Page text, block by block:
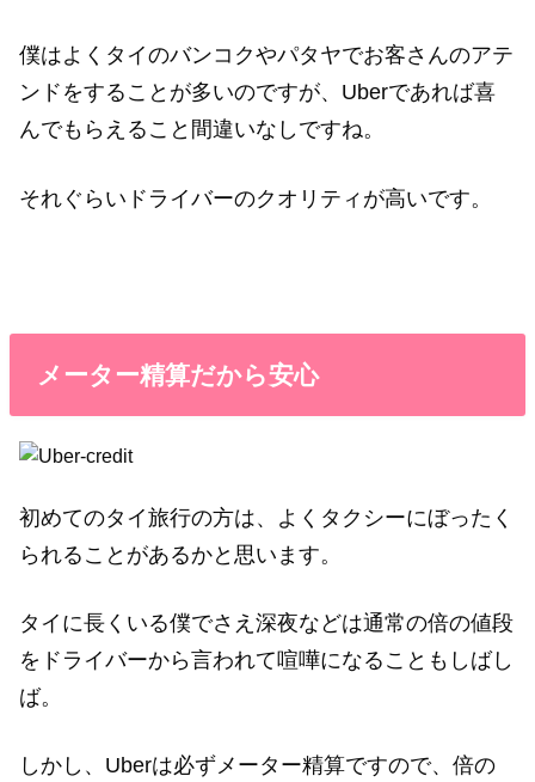
僕はよくタイのバンコクやパタヤでお客さんのアテ
ンドをすることが多いのですが、Uberであれば喜
んでもらえること間違いなしですね。
それぐらいドライバーのクオリティが高いです。
メーター精算だから安心
初めてのタイ旅行の方は、よくタクシーにぼったく
られることがあるかと思います。
タイに長くいる僕でさえ深夜などは通常の倍の値段
をドライバーから言われて喧嘩になることもしばし
ば。
しかし、Uberは必ずメーター精算ですので、倍の